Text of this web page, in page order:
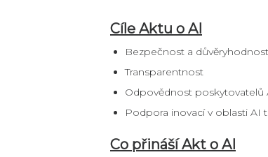
Cíle Aktu o AI
Bezpečnost a
Transparentnost
Odpovědnost
Podpora inovací v oblasti AI
Co přináší Akt o AI